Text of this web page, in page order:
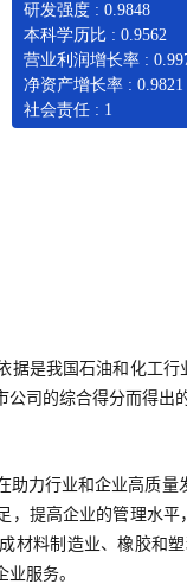
研发强度 : 0.9848
本科学历比 : 0.9562
营业利润增长率 :
净资产增长率 : 0.9821
社会责任 : 1
据是我国石油和化工
公司的综合得分而得
助力行业和企业高质
，提高企业的管理水
材料制造业、橡胶和
服务。